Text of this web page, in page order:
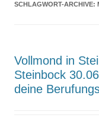
SCHLAGWORT-ARCHIVE:
Vollmond in
Steinbock
deine